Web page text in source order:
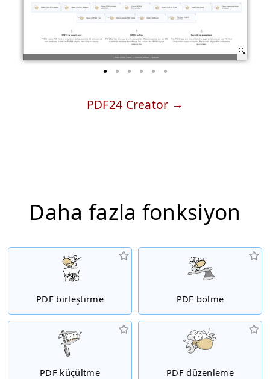
PDF24 Creator
Daha fazla fonksiyon
PDF birleştirme PDF bölme
PDF küçültme PDF düzenleme